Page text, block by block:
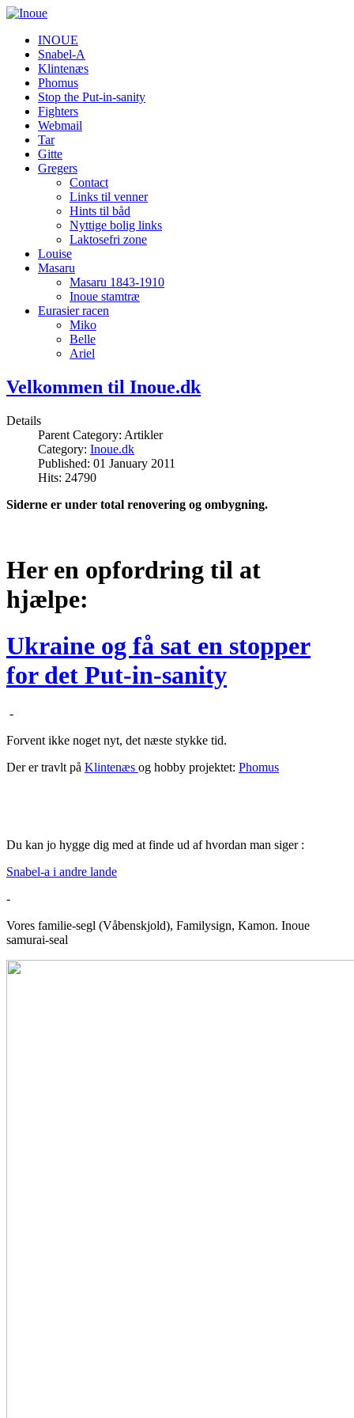
INOUE
Snabel-A
Klintenæs
Phomus
Stop the Put-in-sanity
Fighters
Webmail
Tar
Gitte
Gregers
Contact
Links til venner
Hints til båd
Nyttige bolig links
Laktosefri zone
Louise
Masaru
Masaru 1843-1910
Inoue stamtræ
Eurasier racen
Miko
Belle
Ariel
Velkommen til Inoue.dk
Details
Parent Category: Artikler
Category: Inoue.dk
Published: 01 January 2011
Hits: 24790
Siderne er under total renovering og ombygning.
Her en opfordring til at
hjælpe:
Ukraine og få sat en stopper
for det Put-in-sanity
-
Forvent ikke noget nyt, det næste stykke tid.
Der er travlt på Klintenæs og hobby projektet: Phomus
Du kan jo hygge dig med at finde ud af hvordan man siger :
Snabel-a i andre lande
-
Vores familie-segl (Våbenskjold), Familysign, Kamon. Inoue
samurai-seal